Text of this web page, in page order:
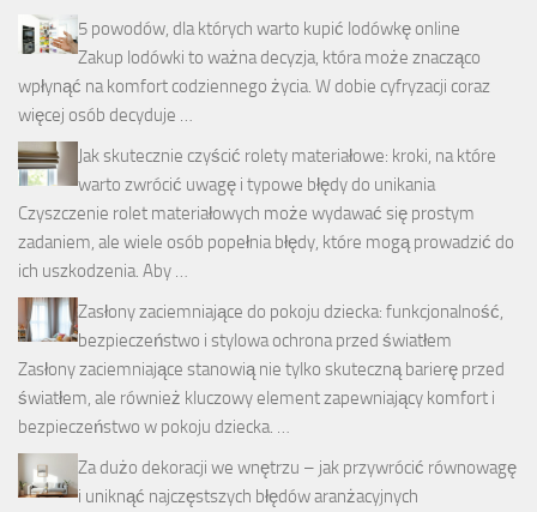
5 powodów, dla których warto kupić lodówkę online
Zakup lodówki to ważna decyzja, która może znacząco
wpłynąć na komfort codziennego życia. W dobie cyfryzacji coraz
więcej osób decyduje …
Jak skutecznie czyścić rolety materiałowe: kroki, na które
warto zwrócić uwagę i typowe błędy do unikania
Czyszczenie rolet materiałowych może wydawać się prostym
zadaniem, ale wiele osób popełnia błędy, które mogą prowadzić do
ich uszkodzenia. Aby …
Zasłony zaciemniające do pokoju dziecka: funkcjonalność,
bezpieczeństwo i stylowa ochrona przed światłem
Zasłony zaciemniające stanowią nie tylko skuteczną barierę przed
światłem, ale również kluczowy element zapewniający komfort i
bezpieczeństwo w pokoju dziecka. …
Za dużo dekoracji we wnętrzu – jak przywrócić równowagę
i uniknąć najczęstszych błędów aranżacyjnych